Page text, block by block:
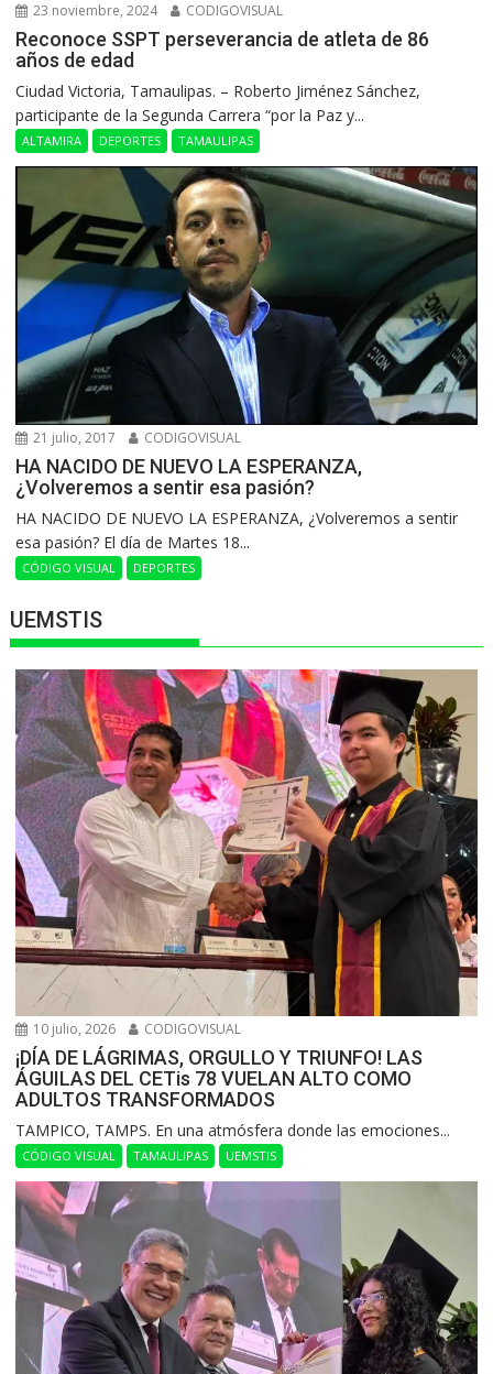
23 noviembre, 2024 CODIGOVISUAL
Reconoce SSPT perseverancia de atleta de 86
años de edad
Ciudad Victoria, Tamaulipas. – Roberto Jiménez Sánchez,
participante de la Segunda Carrera “por la Paz y...
ALTAMIRA DEPORTES TAMAULIPAS
21 julio, 2017 CODIGOVISUAL
HA NACIDO DE NUEVO LA ESPERANZA,
¿Volveremos a sentir esa pasión?
HA NACIDO DE NUEVO LA ESPERANZA, ¿Volveremos a sentir
esa pasión? El día de Martes 18...
CÓDIGO VISUAL DEPORTES
UEMSTIS
10 julio, 2026 CODIGOVISUAL
¡DÍA DE LÁGRIMAS, ORGULLO Y TRIUNFO! LAS
ÁGUILAS DEL CETis 78 VUELAN ALTO COMO
ADULTOS TRANSFORMADOS
​TAMPICO, TAMPS. En una atmósfera donde las emociones...
CÓDIGO VISUAL TAMAULIPAS UEMSTIS